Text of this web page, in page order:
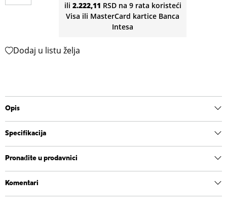
ili 2.222,11 RSD na 9 rata koristeći
Visa ili MasterCard kartice Banca
Intesa
Dodaj u listu želja
Opis
Specifikacija
Pronađite u prodavnici
Komentari